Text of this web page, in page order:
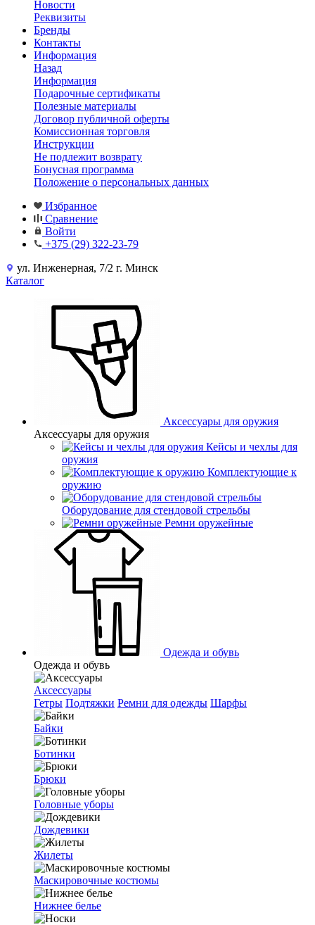
Новости
Реквизиты
Бренды
Контакты
Информация
Назад
Информация
Подарочные сертификаты
Полезные материалы
Договор публичной оферты
Комиссионная торговля
Инструкции
Не подлежит возврату
Бонусная программа
Положение о персональных данных
Избранное
Сравнение
Войти
+375 (29) 322-23-79
ул. Инженерная, 7/2 г. Минск
Каталог
Аксессуары для оружия
Аксессуары для оружия
Кейсы и чехлы для
оружия
Комплектующие к
оружию
Оборудование для стендовой стрельбы
Ремни оружейные
Одежда и обувь
Одежда и обувь
Аксессуары
Гетры Подтяжки Ремни для одежды Шарфы
Байки
Ботинки
Брюки
Головные уборы
Дождевики
Жилеты
Маскировочные костюмы
Нижнее белье